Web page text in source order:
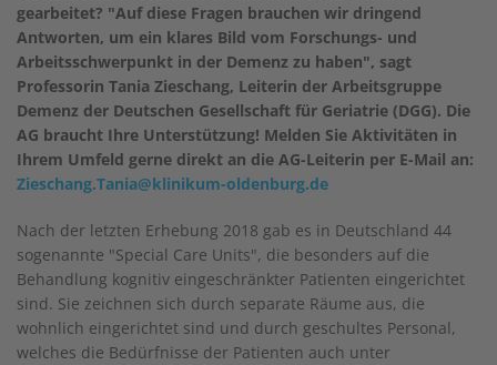
gearbeitet? "Auf diese Fragen brauchen wir dringend
Antworten, um ein klares Bild vom Forschungs- und
Arbeitsschwerpunkt in der Demenz zu haben", sagt
Professorin Tania Zieschang, Leiterin der Arbeitsgruppe
Demenz der Deutschen Gesellschaft für Geriatrie (DGG). Die
AG braucht Ihre Unterstützung! Melden Sie Aktivitäten in
Ihrem Umfeld gerne direkt an die AG-Leiterin per E-Mail an:
Zieschang.Tania@klinikum-oldenburg.de
Nach der letzten Erhebung 2018 gab es in Deutschland 44
sogenannte "Special Care Units", die besonders auf die
Behandlung kognitiv eingeschränkter Patienten eingerichtet
sind. Sie zeichnen sich durch separate Räume aus, die
wohnlich eingerichtet sind und durch geschultes Personal,
welches die Bedürfnisse der Patienten auch unter